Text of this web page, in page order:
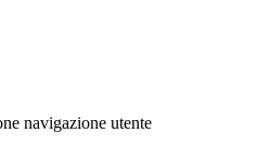
navigazione utente